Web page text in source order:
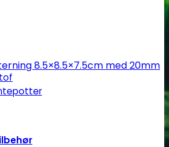
8.5×8.5×7.5cm med 20mm